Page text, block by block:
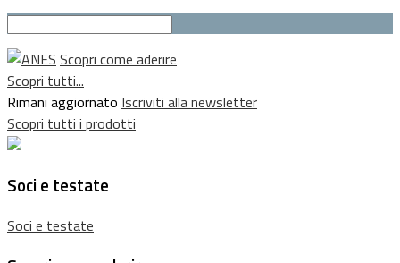
Scopri come aderire
Scopri tutti...
Rimani aggiornato Iscriviti alla newsletter
Scopri tutti i prodotti
Soci e testate
Soci e testate